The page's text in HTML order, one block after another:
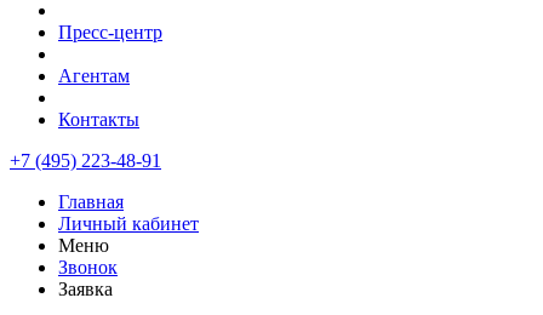
Пресс-центр
Агентам
Контакты
+7 (495) 223-48-91
Главная
Личный кабинет
Меню
Звонок
Заявка